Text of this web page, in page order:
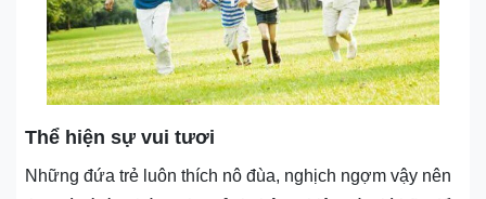
Thể hiện sự vui tươi
Những đứa trẻ luôn thích nô đùa, nghịch ngợm vậy nên